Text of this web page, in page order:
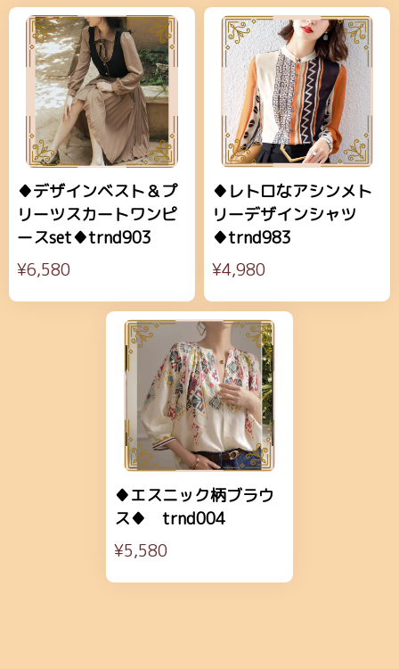
♦デザインベスト＆プ
リーツスカートワンピ
ースset♦trnd903
¥6,580
♦レトロなアシンメト
リーデザインシャツ
♦trnd983
¥4,980
♦エスニック柄ブラウ
ス♦ trnd004
¥5,580